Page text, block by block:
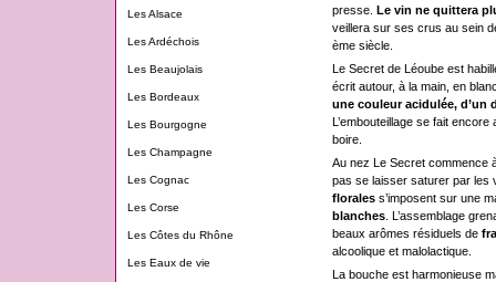
Les Alsace
Les Ardéchois
Les Beaujolais
Les Bordeaux
Les Bourgogne
Les Champagne
Les Cognac
Les Corse
Les Côtes du Rhône
Les Eaux de vie
presse. Le vin ne quittera
veillera sur ses crus au sein
ème siècle.
Le Secret de Léoube est
écrit autour, à la main, en
une couleur acidulée, d’un
L’embouteillage se fait
boire.
Au nez Le Secret commence
pas se laisser saturer par les
floraless’imposent sur une
blanches. L’assemblage
beaux arômes résiduels de
alcoolique et malolactique.
La bouche est harmonieuse